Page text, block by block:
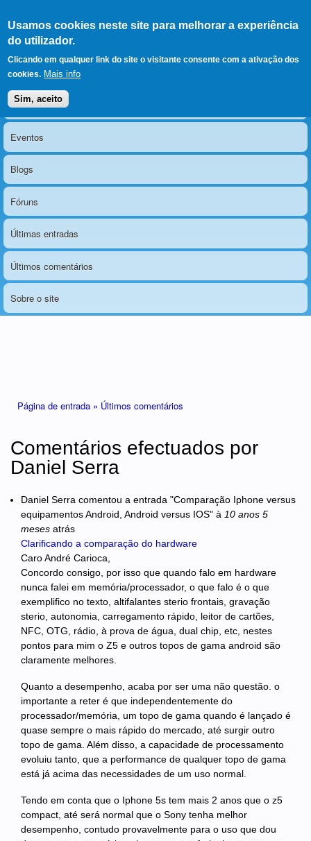
Usamos cookies neste site para melhorar a experiência
do utilizador.
Clicando em qualquer link do site o visitante consente com a ativação dos
cookies. Mais info
Sim, aceito
LERPARAVER , ir para a
página principal
O portal da visão diferente
Menu principal
Notícias
Eventos
Blogs
Fóruns
Últimas entradas
Últimos comentários
Sobre o site
Página de entrada » Últimos comentários
Comentários efectuados por
Daniel Serra
Daniel Serra comentou a entrada "Comparação Iphone versus
equipamentos Android, Android versus IOS" à 10 anos 5
meses atrás
Clarificando a comparação do hardware
Caro André Carioca,
Concordo consigo, por isso que quando falo em hardware
nunca falei em memória/processador, o que falo é o que
exemplifico no texto, altifalantes sterio frontais, gravação
sterio, autonomia, carregamento rápido, leitor de cartões,
NFC, OTG, rádio, à prova de água, dual chip, etc, nestes
pontos para mim o Z5 e outros topos de gama android são
claramente melhores.
Quanto a desempenho, acaba por ser uma não questão. o
importante a reter é que independentemente do
processador/memória, um topo de gama quando é lançado é
quase sempre o mais rápido do mercado, até surgir outro
topo de gama. Além disso, a capacidade de processamento
evoluiu tanto, que a performance de qualquer topo de gama
está já acima das necessidades de um uso normal.
Tendo em conta que o Iphone 5s tem mais 2 anos que o z5
compact, até será normal que o Sony tenha melhor
desempenho, contudo provavelmente para o uso que dou